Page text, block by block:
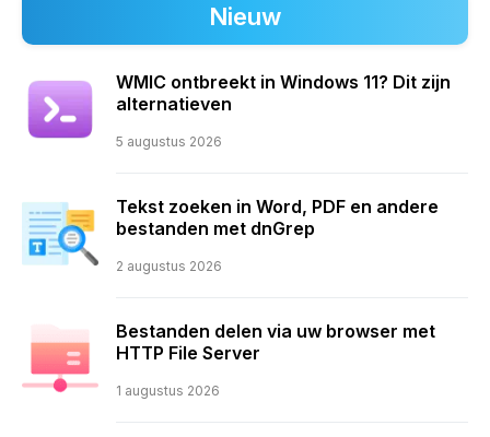
Nieuw
WMIC ontbreekt in Windows 11? Dit zijn
alternatieven
5 augustus 2026
Tekst zoeken in Word, PDF en andere
bestanden met dnGrep
2 augustus 2026
Bestanden delen via uw browser met
HTTP File Server
1 augustus 2026